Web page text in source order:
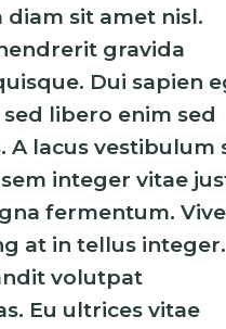
diam sit amet nisl.
gravida
Dui sapien
libero enim sed
A lacus vestibulum
integer vitae
fermentum.
at in tellus
volutpat
Eu ultrices vitae